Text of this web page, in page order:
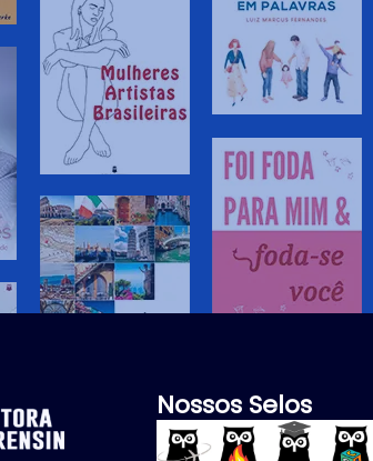
Nossos Selos